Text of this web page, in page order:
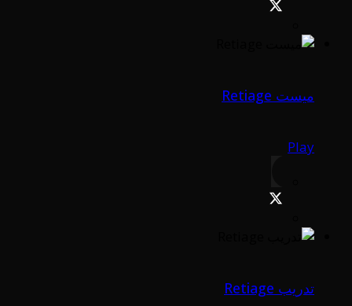
ميست Retiage
Play
تدريب Retiage